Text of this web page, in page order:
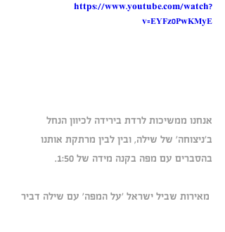
https://www.youtube.com/watch?
v=EYFz0PwKMyE
אנחנו ממשיכות לרדת בירידה לכיוון הנחל
ב'ניצוחה' של שילה, ובין לבין מרתקת אותנו
בהסברים עם מפה בקנה מידה של 1:50.